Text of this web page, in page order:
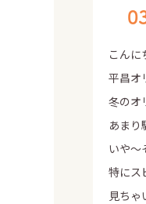
こんに
平昌オ
冬のオ
あま
いや～
特にス
見ちゃ